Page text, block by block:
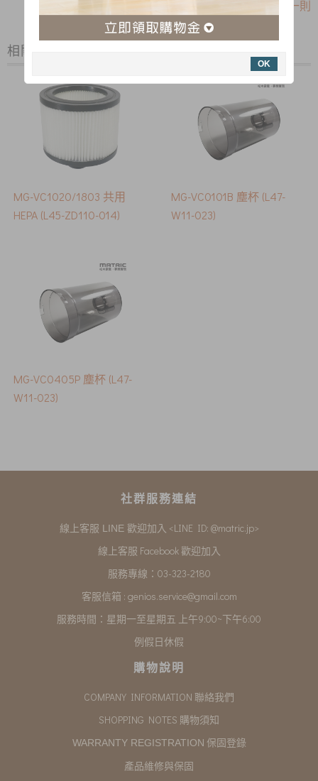
下一則
相關商品
MG-VC1020/1803 共用
HEPA (L45-ZD110-014)
MG-VC0101B 塵杯 (L47-
W11-023)
MG-VC0405P 塵杯 (L47-
W11-023)
社群服務連結
線上客服 LINE 歡迎加入 <LINE ID: @matric.jp>
線上客服 Facebook 歡迎加入
服務專線：03-323-2180
客服信箱 : genios.service@gmail.com
服務時間：星期一至星期五 上午9:00~下午6:00
例假日休假
購物說明
COMPANY INFORMATION 聯絡我們
SHOPPING NOTES 購物須知
WARRANTY REGISTRATION 保固登錄
產品維修與保固
OK